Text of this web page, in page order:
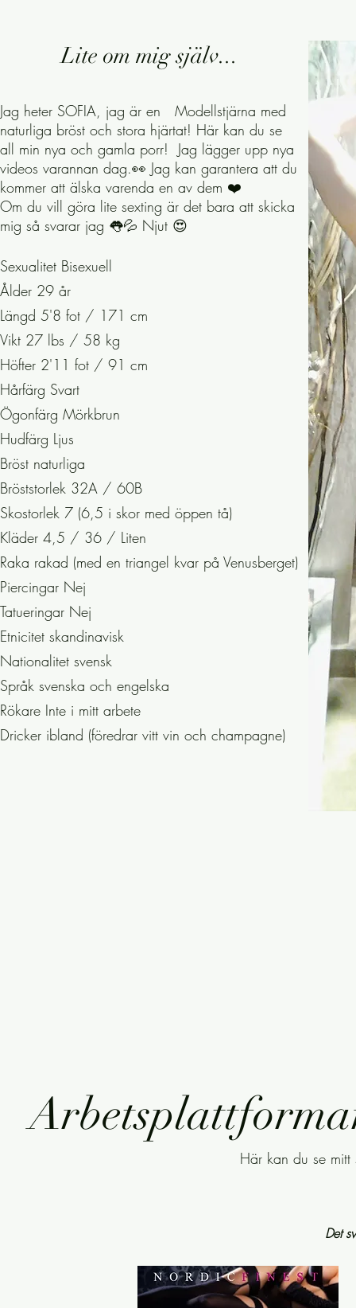
Aldrig en tråkig stund med mig!
Glad, lätt att skratta och gillar att
väl. Samtidigt är jag väldigt lugn,
att umgås med och att det känns
träffas.
Jag klär mig alltid diskret och
som "girl next door", en
vara det, ibland är jag det i alla fall.
I mitt sällskap kan man känna
Stor kyss!!
Lite om mig själv...
​Jag heter SOFIA, jag är en Modellstjärna med
naturliga bröst och stora hjärtat! Här kan du se
all min nya och gamla porr! Jag lägger upp nya
videos varannan dag.👀 Jag kan garantera att du
kommer att älska varenda en av dem ❤️
Om du vill göra lite sexting är det bara att skicka
mig så svarar jag 👅💦 Njut 😍
Sexualitet Bisexuell
Ålder 29 år
Längd 5'8 fot / 171 cm
Vikt 27 lbs / 58 kg
Höfter 2'11 fot / 91 cm
Hårfärg Svart
Ögonfärg Mörkbrun
Hudfärg Ljus
Bröst naturliga
Bröststorlek 32A / 60B
Skostorlek 7 (6,5 i skor med öppen tå)
Kläder 4,5 / 36 / Liten
Raka rakad (med en triangel kvar på Venusberget)
Piercingar Nej
Tatueringar Nej
Etnicitet skandinavisk
Nationalitet svensk
Språk svenska och engelska
Rökare Inte i mitt arbete
Dricker ibland (föredrar vitt vin och champagne)
Här kan du se mitt
Det